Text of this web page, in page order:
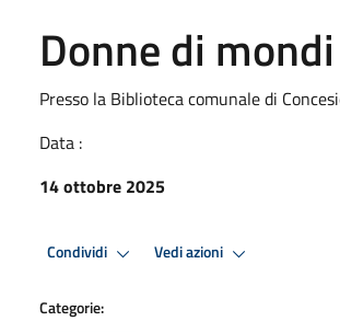
Donne di
Presso la Biblioteca comunale di
Data :
14 ottobre 2025
Condividi Vedi azioni
Categorie: